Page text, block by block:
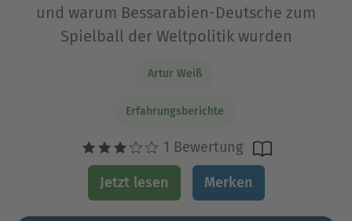
und warum Bessarabien-Deutsche zum
Spielball der Weltpolitik wurden
Artur Weiß
Erfahrungsberichte
1 Bewertung
Jetzt lesen Merken